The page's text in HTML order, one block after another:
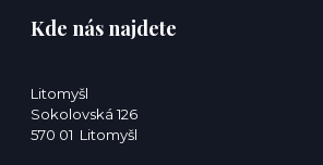
Kde nás najdete
Litomyšl
Sokolovská 126
570 01 Litomyšl